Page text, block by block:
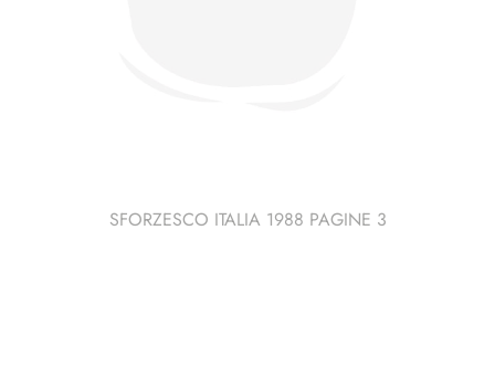
SFORZESCO ITALIA 1988 PAGINE 3